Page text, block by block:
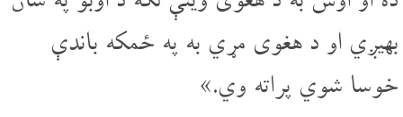
بهیږي او د هغوی مړي به په ځمکه باندې
خوسا شوي پراته وي.»